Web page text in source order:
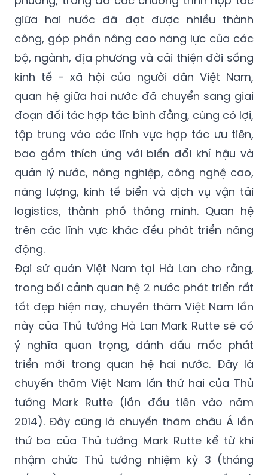
công, góp phần nâng cao năng lực của các
bộ, ngành, địa phương và cải thiện đời sống
kinh tế - xã hội của người dân Việt Nam,
quan hệ giữa hai nước đã chuyển sang giai
đoạn đối tác hợp tác bình đẳng, cùng có lợi,
tập trung vào các lĩnh vực hợp tác ưu tiên,
bao gồm thích ứng với biến đổi khí hậu và
quản lý nước, nông nghiệp, công nghệ cao,
năng lượng, kinh tế biển và dịch vụ vận tải
logistics, thành phố thông minh. Quan hệ
trên các lĩnh vực khác đều phát triển năng
động.
Đại sứ quán Việt Nam tại Hà Lan cho rằng,
trong bối cảnh quan hệ 2 nước phát triển rất
tốt đẹp hiện nay, chuyến thăm Việt Nam lần
này của Thủ tướng Hà Lan Mark Rutte sẽ có
ý nghĩa quan trọng, dánh dấu mốc phát
triển mới trong quan hệ hai nước. Đây là
chuyến thăm Việt Nam lần thứ hai của Thủ
tướng Mark Rutte (lần đầu tiên vào năm
2014). Đây cũng là chuyến thăm châu Á lần
thứ ba của Thủ tướng Mark Rutte kể từ khi
nhậm chức Thủ tướng nhiệm kỳ 3 (tháng
10/2017), sau chuyến thăm Trung Quốc và
Ấn Độ (năm 2018). Cùng đi với Thủ tướng